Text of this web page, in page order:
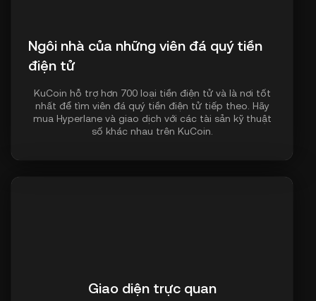
Ngôi nhà của những viên đá quý tiền
điện tử
KuCoin hỗ trợ hơn 700 loại tiền điện tử và là nơi tốt
nhất để tìm viên đá quý tiền điện tử tiếp theo. Hãy
mua Hyperlane và giao dịch với các tài sản kỹ thuật
số khác nhau trên KuCoin.
Giao diện trực quan